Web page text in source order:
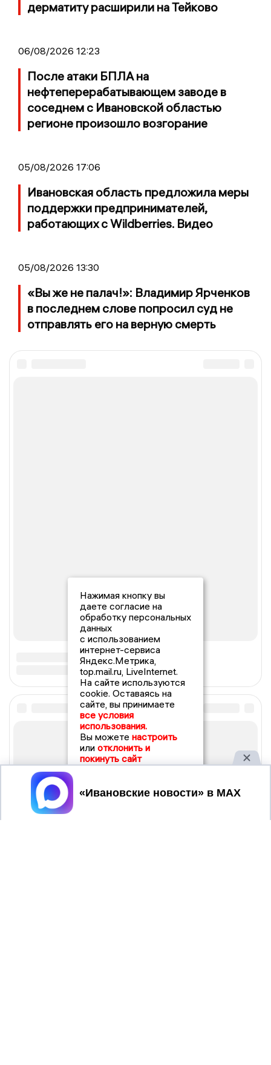
дерматиту расширили на Тейково
06/08/2026 12:23
После атаки БПЛА на
нефтеперерабатывающем заводе в
соседнем с Ивановской областью
регионе произошло возгорание
05/08/2026 17:06
Ивановская область предложила меры
поддержки предпринимателей,
работающих с Wildberries. Видео
05/08/2026 13:30
«Вы же не палач!»: Владимир Ярченков
в последнем слове попросил суд не
отправлять его на верную смерть
Нажимая кнопку вы
даете согласие на
обработку персональных
данных
с использованием
интернет-сервиса
Яндекс.Метрика,
top.mail.ru, LiveInternet.
На сайте используются
cookie. Оставаясь на
сайте, вы принимаете
все условия
использования.
Вы можете настроить
или отклонить и
покинуть сайт
Принять